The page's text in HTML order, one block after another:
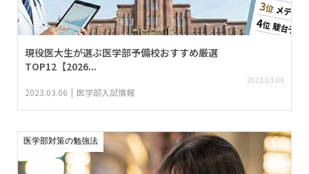
現役医大生が選ぶ医学部予備校おすすめ厳選
TOP12【2026...
2023.03.06
2023.03.06 医学部入試情報
医学部対策の勉強法